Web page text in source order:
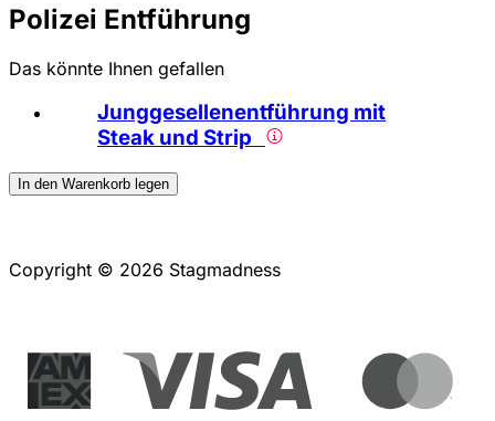
Polizei Entführung
Das könnte Ihnen gefallen
Junggesellenentführung mit
Steak und Strip
In den Warenkorb legen
Copyright © 2026 Stagmadness